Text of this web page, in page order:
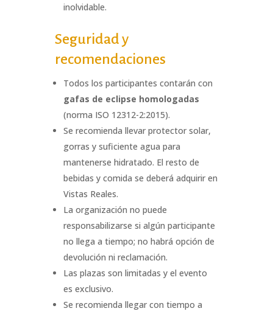
inolvidable.
Seguridad y
recomendaciones
Todos los participantes contarán con
gafas de eclipse homologadas
(norma ISO 12312-2:2015).
Se recomienda llevar protector solar,
gorras y suficiente agua para
mantenerse hidratado. El resto de
bebidas y comida se deberá adquirir en
Vistas Reales.
La organización no puede
responsabilizarse si algún participante
no llega a tiempo; no habrá opción de
devolución ni reclamación.
Las plazas son limitadas y el evento
es exclusivo.
Se recomienda llegar con tiempo a